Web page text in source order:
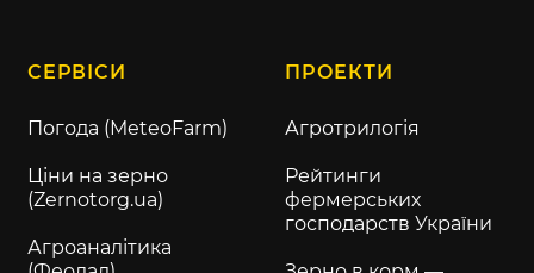
СЕРВІСИ
Погода (MeteoFarm)
Ціни на зерно
(Zernotorg.ua)
Агроаналітика
ПРОЕКТИ
Агротрилогія
Рейтинги
фермерських
господарств України